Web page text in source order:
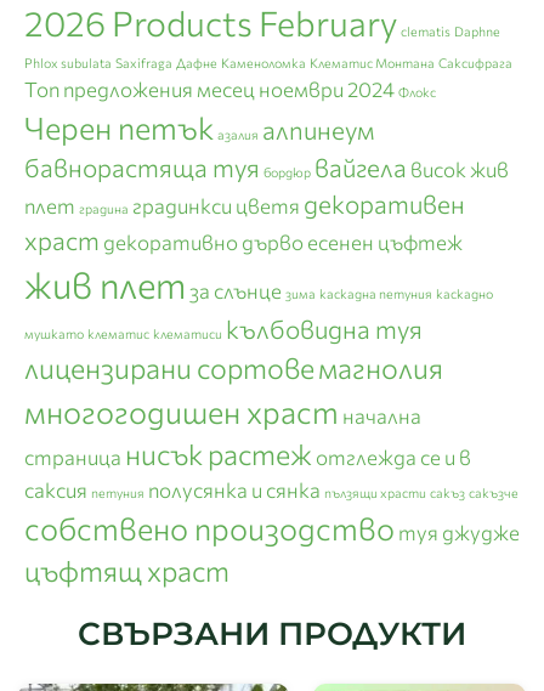
2026 Products February clematis Daphne
Phlox subulata Saxifraga Дафне Каменоломка Клематис Монтана Саксифрага
Топ предложения месец ноември 2024 Флокс
Черен петък азалия алпинеум
бавнорастяща туя бордюр вайгела висок жив
плет градина градинкси цветя декоративен
храст декоративно дърво есенен цъфтеж
жив плет за слънце зима каскадна петуния каскадно
мушкато клематис клематиси кълбовидна туя
лицензирани сортовемагнолия
многогодишен храст начална
страница нисък растеж отглежда се и в
саксия петуния полусянка и сянка пълзящи храсти сакъз сакъзче
собствено произодство туя джудже
цъфтящ храст
СВЪРЗАНИ ПРОДУКТИ